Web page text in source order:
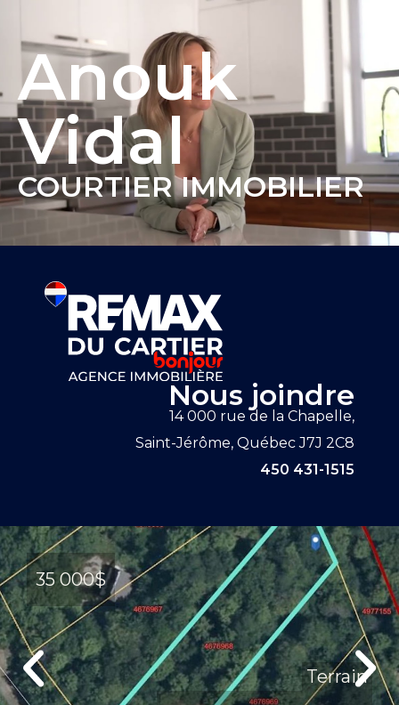
Anouk
Vidal
COURTIER IMMOBILIER
Nous joindre
14 000 rue de la Chapelle,
Saint-Jérôme, Québec J7J 2C8
450 431-1515
35 000$
Terrain